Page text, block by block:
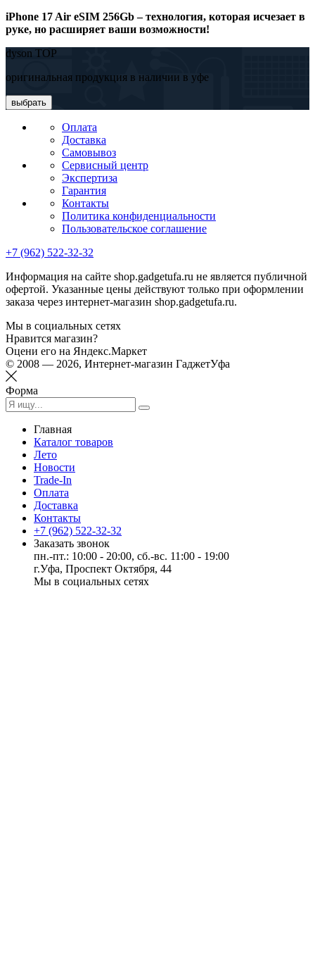
iPhone 17 Air eSIM 256Gb – технология, которая исчезает в
руке, но расширяет ваши возможности!
dyson TOP
оригинальная продукция в наличии в уфе
выбрать
Оплата
Доставка
Самовывоз
Сервисный центр
Экспертиза
Гарантия
Контакты
Политика конфиденциальности
Пользовательское соглашение
+7 (962) 522-32-32
Информация на сайте shop.gadgetufa.ru не является публичной
офертой. Указанные цены действуют только при оформлении
заказа через интернет-магазин shop.gadgetufa.ru.
Мы в социальных сетях
Нравится магазин?
Оцени его на Яндекс.Маркет
© 2008 — 2026, Интернет-магазин ГаджетУфа
Форма
Главная
Каталог товаров
Лето
Новости
Trade-In
Оплата
Доставка
Контакты
+7 (962) 522-32-32
Заказать звонок
пн.-пт.: 10:00 - 20:00, сб.-вс. 11:00 - 19:00
г.Уфа, Проспект Октября, 44
Мы в социальных сетях